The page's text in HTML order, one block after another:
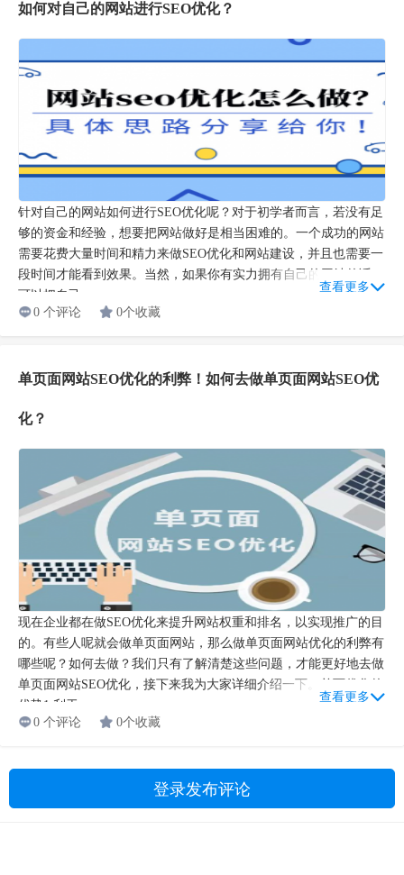
如何对自己的网站进行SEO优化？
针对自己的网站如何进行SEO优化呢？对于初学者而言，若没有足
够的资金和经验，想要把网站做好是相当困难的。一个成功的网站
需要花费大量时间和精力来做SEO优化和网站建设，并且也需要一
段时间才能看到效果。当然，如果你有实力拥有自己的网站的话，
可以把自己...
查看更多
0 个评论
0个收藏
单页面网站SEO优化的利弊！如何去做单页面网站SEO优
化？
现在企业都在做SEO优化来提升网站权重和排名，以实现推广的目
的。有些人呢就会做单页面网站，那么做单页面网站优化的利弊有
哪些呢？如何去做？我们只有了解清楚这些问题，才能更好地去做
单页面网站SEO优化，接下来我为大家详细介绍一下。单页优化的
优势1.利于...
查看更多
0 个评论
0个收藏
登录发布评论